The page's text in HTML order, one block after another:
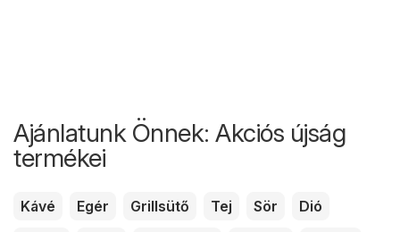
Ajánlatunk Önnek: Akciós újság
termékei
Kávé Egér Grillsütő Tej Sör
Dió